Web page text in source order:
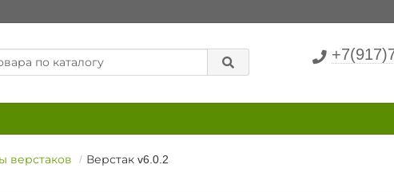
верстаков Верстак v6.0.2